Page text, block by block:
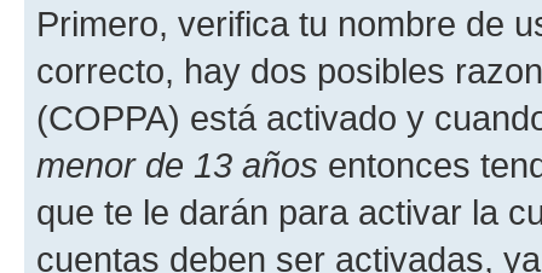
Primero, verifica tu nombre de
correcto, hay dos posibles
(COPPA) está activado y
menor de 13 años entonces
que te le darán para activar la
cuentas deben ser activadas,